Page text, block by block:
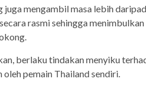
juga mengambil masa lebih
rasmi sehingga
berlaku tindakan menyiku
oleh pemain Thailand sendiri.